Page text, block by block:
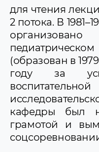
для чтения
2 потока. В
(образован в
году за
кафедры был
грамотой и